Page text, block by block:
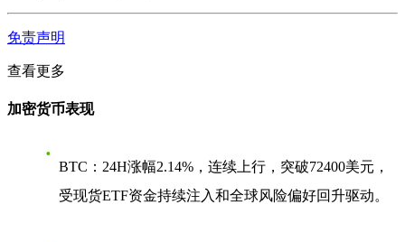
免责声明
查看更多
加密货币表现
BTC ：24H涨幅2.14%，连续上行，突破72400美元，
受现货ETF资金持续注入和全球风险偏好回升驱动。